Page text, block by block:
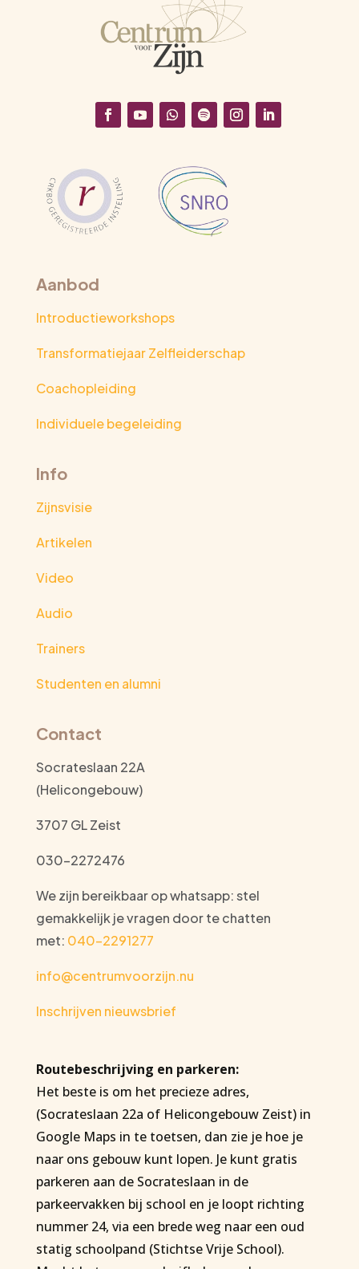
Aanbod
Introductieworkshops
Transformatiejaar Zelfleiderschap
Coachopleiding
Individuele begeleiding
Info
Zijnsvisie
Artikelen
Video
Audio
Trainers
Studenten en alumni
Contact
Socrateslaan 22A
(Helicongebouw)
3707 GL Zeist
030-2272476
We zijn bereikbaar op whatsapp: stel
gemakkelijk je vragen door te chatten
met: 040-2291277
info@centrumvoorzijn.nu
Inschrijven nieuwsbrief
Routebeschrijving en parkeren:
Het beste is om het precieze adres,
(Socrateslaan 22a of Helicongebouw Zeist) in
Google Maps in te toetsen, dan zie je hoe je
naar ons gebouw kunt lopen. Je kunt gratis
parkeren aan de Socrateslaan in de
parkeervakken bij school en je loopt richting
nummer 24, via een brede weg naar een oud
statig schoolpand (Stichtse Vrije School).